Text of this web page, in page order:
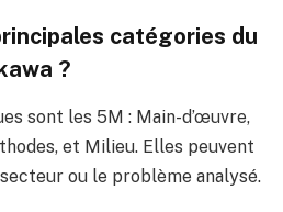
catégories du
?
sont les 5M : Main-d’œuvre,
et Milieu. Elles peuvent
ou le problème analysé.